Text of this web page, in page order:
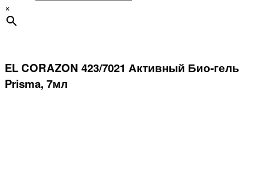
×
EL CORAZON 423/7021 Активный Био-гель
Prisma, 7мл